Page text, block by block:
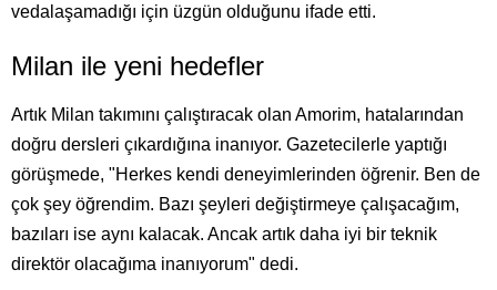
vedalaşamadığı için üzgün olduğunu ifade etti.
Milan ile yeni hedefler
Artık Milan takımını çalıştıracak olan Amorim, hatalarından
doğru dersleri çıkardığına inanıyor. Gazetecilerle yaptığı
görüşmede, "Herkes kendi deneyimlerinden öğrenir. Ben de
çok şey öğrendim. Bazı şeyleri değiştirmeye çalışacağım,
bazıları ise aynı kalacak. Ancak artık daha iyi bir teknik
direktör olacağıma inanıyorum" dedi.